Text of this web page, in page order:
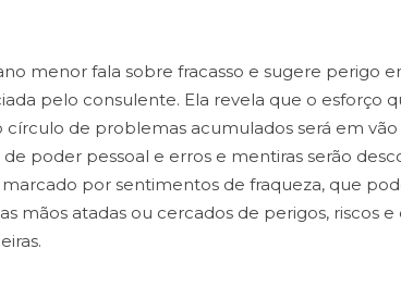
menor fala sobre fracasso e sugere perigo
pelo consulente. Ela revela que o esforço
círculo de problemas acumulados será em
de poder pessoal e erros e mentiras serão
por sentimentos de fraqueza, que
mãos atadas ou cercados de perigos, riscos